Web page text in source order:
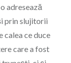
adresează
prin slujitorii
calea ce duce
care a fost